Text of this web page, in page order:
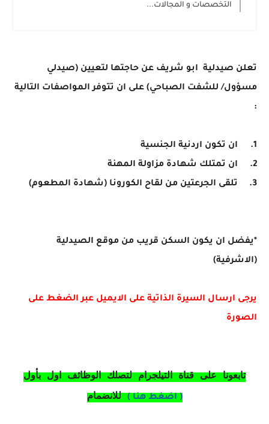
التخصصات و المجالات...
تعلن صيدلية ابو شريف عن حاجتها لتعيين (صيدلي
مسؤول/ للشفت الصباحي) على ان تتوفر المواصفات التالية
:
1.
ان تكون اردنية الجنسية
2.
ان تمتلك شهادة مزاولة المهنة
3.
تلقى الجرعتين من لقاح الكورونا (شهادة المطعوم)
*يفضل ان يكون السكن قريب من موقع الصيدلية
(الاشرفية)
يرجى ارسال السيرة الذاتية على الايميل عبر الضغط على
الصورة
تابعونا على قناة التيلجرام لتصلك الوظائف اول بأول
( اضغط هنا )للانضمام